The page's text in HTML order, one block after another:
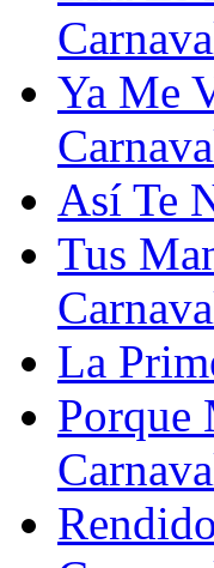
Ya Me
Así Te
Tus
La
Porque